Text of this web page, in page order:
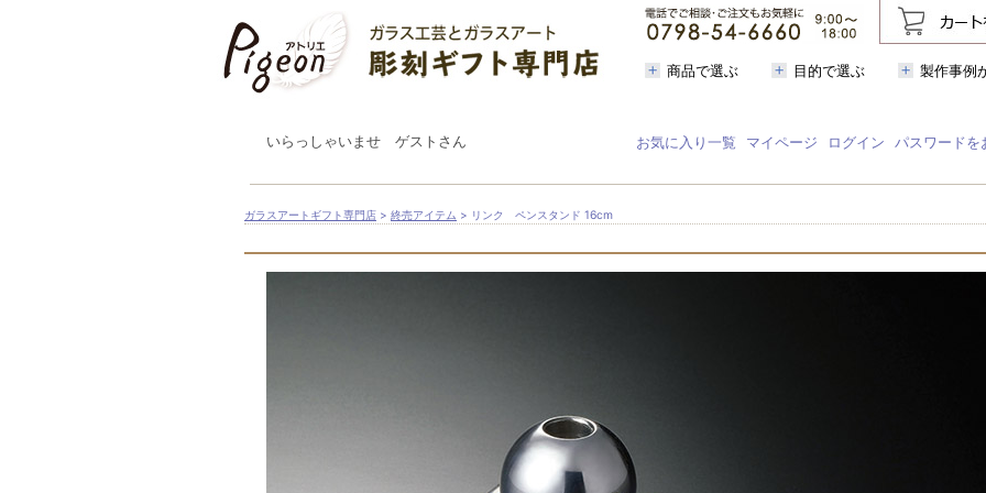
商品で選ぶ 目的で選ぶ 製作事例
いらっしゃいませ ゲストさん お気に入り一覧 マイページ ログイン パスワードを
ガラスアートギフト専門店 > 終売アイテム > リンク ペンスタンド 16cm